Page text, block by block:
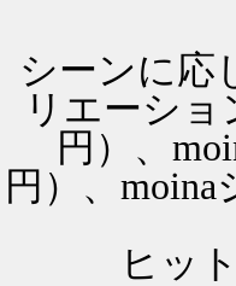
シーンに応
リエーショ
円）、
円）、moina
ヒッ